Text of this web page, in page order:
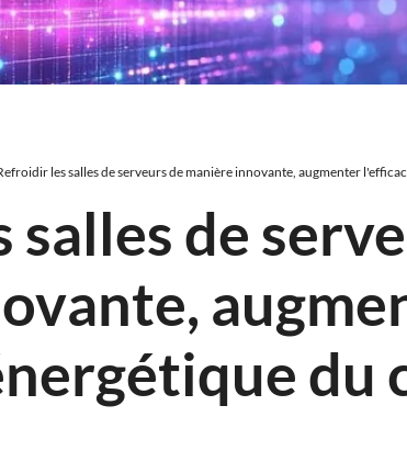
les salles de serveurs de manière innovante, augmenter
de
du